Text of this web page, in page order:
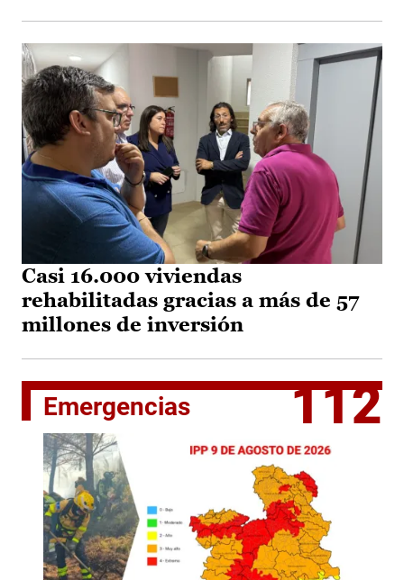
Casi 16.000 viviendas
rehabilitadas gracias a más de 57
millones de inversión
Emergencias 112